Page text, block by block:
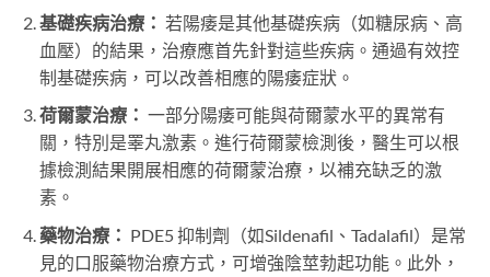
基礎疾病治療： 若陽痿是其他基礎疾病（如糖尿病、高
血壓）的結果，治療應首先針對這些疾病。通過有效控
制基礎疾病，可以改善相應的陽痿症狀。
荷爾蒙治療： 一部分陽痿可能與荷爾蒙水平的異常有
關，特別是睪丸激素。進行荷爾蒙檢測後，醫生可以根
據檢測結果開展相應的荷爾蒙治療，以補充缺乏的激
素。
藥物治療： PDE5 抑制劑（如Sildenafil、Tadalafil）是常
見的口服藥物治療方式，可增強陰莖勃起功能。此外，